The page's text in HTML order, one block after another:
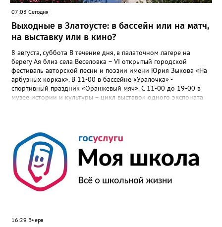
07:03 Сегодня
Выходные в Златоусте: в бассейн или на матч,
на выставку или в кино?
8 августа, суббота В течение дня, в палаточном лагере на
берегу Ая близ села Веселовка – VI открытый городской
фестиваль авторской песни и поэзии имени Юрия Зыкова «На
арбузных корках». В 11-00 в бассейне «Уралочка» -
спортивный праздник «Оранжевый мяч». С 11-00 до 19-00 в
музее истории и культуры – цикл выставок одного экспоната
00 на стадионе «Металлург» - первенство Челябинской области
по футболу среди юношей до 13 лет. 9 августа, воскресенье С
10-00 до 17-30 в музее истории и культуры – выставки
«Уральский эскадрон», «Златоуст – город трудовой доблести»,
цикл выставок одного экспоната «Артефакт из прошлого»:
«Русский кремниевый кавалерийский пистолет образца 1839
года». В течение дня, в палаточном лагере на берегу Ая близ
спортивный праздник «День физкультурника». С 11-00 до 19-
16:29 Вчера